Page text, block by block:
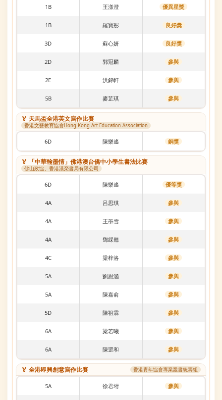
1B 王漾澄 優異星獎
1B 羅寶彤 良好獎
3D 蘇心妍 良好獎
2D 郭冠麟 參與
2E 洪錦軒 參與
5B 麥芷琪 參與
🏅 天馬盃全港英文寫作比賽
香港文藝教育協會Hong Kong Art Education Association
6D 陳樂遙 銅獎
🏅 「中華翰墨情」佛港澳台僑中小學生書法比賽
佛山政協、香港漢榮書局有限公司
6D 陳樂遙 優等獎
4A 呂思琪 參與
4A 王墨雪 參與
4A 鄧綵翹 參與
4C 梁梓洛 參與
5A 劉思涵 參與
5A 陳嘉俞 參與
5D 陳祖霖 參與
6A 梁若曦 參與
6A 陳罡和 參與
🏅 全港即興創意寫作比賽 香港青年協會專業叢書統籌組
5A 徐君垳 參與